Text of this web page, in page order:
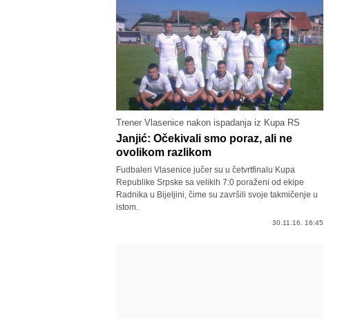
Trener Vlasenice nakon ispadanja iz Kupa RS
Janjić: Očekivali smo poraz, ali ne
ovolikom razlikom
Fudbaleri Vlasenice jučer su u četvrtfinalu Kupa
Republike Srpske sa velikih 7:0 poraženi od ekipe
Radnika u Bijeljini, čime su završili svoje takmičenje u
istom.
30.11.16. 16:45